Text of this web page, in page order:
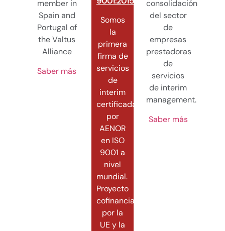
member in
Spain and
Portugal of
the Valtus
Alliance
Saber más
Somos
la
primera
firma de
servicios
de
interim
certificada
por
AENOR
en ISO
9001 a
nivel
mundial.
Proyecto
cofinanciado
por la
UE y la
consolidación
del sector
de
empresas
prestadoras
de
servicios
de interim
management.
Saber más